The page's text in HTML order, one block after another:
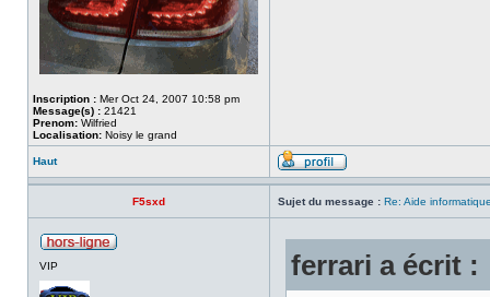
Inscription : Mer Oct 24, 2007 10:58 pm
Message(s) : 21421
Prenom: Wilfried
Localisation: Noisy le grand
Haut
F5sxd Sujet du message : Re: Aide
VIP ferrari a écrit :